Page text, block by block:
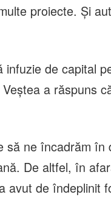
proiecte. Şi
de capital
a răspuns
să ne încadrăm în
De altfel, în
avut de îndeplinit